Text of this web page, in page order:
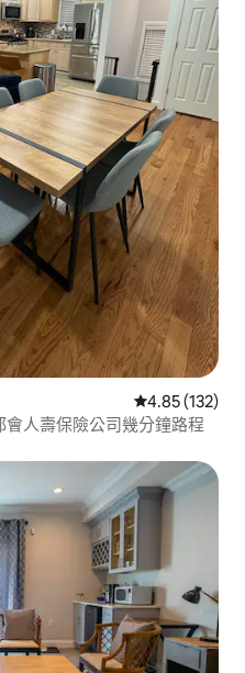
從 132 則評價
4.85 (132)
人壽保險公司幾分鐘路程